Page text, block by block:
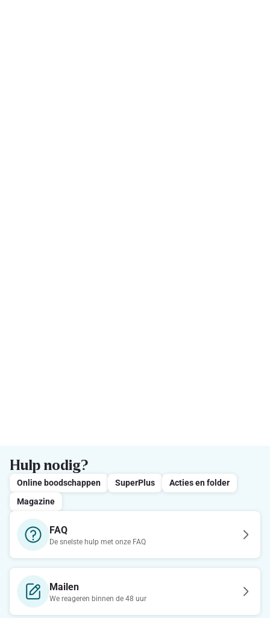
Hulp nodig?
Online boodschappen SuperPlus
Acties en folder
Magazine
FAQ
De snelste hulp met onze FAQ
Mailen
We reageren binnen de 48 uur